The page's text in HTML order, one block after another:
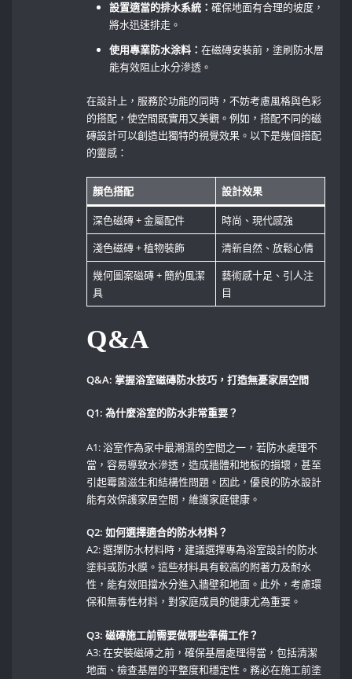
設置適當的排水系統：確保地面有合理的坡度，
將水迅速排走。
使用專業防水涂料：在磁磚安裝前，塗刷防水層
能有效阻止水分滲透。
在設計上，服務於功能的同時，不妨考慮風格與色彩
的搭配，使空間既實用又美觀。例如，搭配不同的磁
磚設計可以創造出獨特的視覺效果。以下是幾個搭配
的靈感：
顏色搭配 設計效果
深色磁磚 + 金屬配件
時尚、現代感強
淺色磁磚 + 植物裝飾
清新自然、放鬆心情
幾何圖案磁磚 + 簡約風潔
具
藝術感十足、引人注
目
Q&A
Q&A:‍ 掌握浴室磁磚防水技巧，打造無憂家居空間
Q1: 為什麼浴室的防水非常重要？
A1: 浴室作為家中最潮濕的空間之一，若防水處理不
當，容易導致水滲透，造成牆體和地板的損壞，甚至
引起霉菌滋生和結構性問題。因此，優良的防水設計
能有效保護家居空間，維護家庭健康。
Q2: 如何選擇適合的防水材料？
A2: ⁣選擇防水材料時，建議選擇專為浴室設計的防水
塗料或防水膜。這些材料具有較高的附著力及耐水
性，能有效阻擋水分進入牆壁和地面。此外，考慮環
保和無毒性材料，對家庭成員的健康尤為重要。
Q3: 磁磚施工前需要做哪些準備工作？
A3: 在安裝磁磚之前，確保基層處理得當，包括清潔
地面、檢查基層的平整度和穩定性。務必在施工前塗